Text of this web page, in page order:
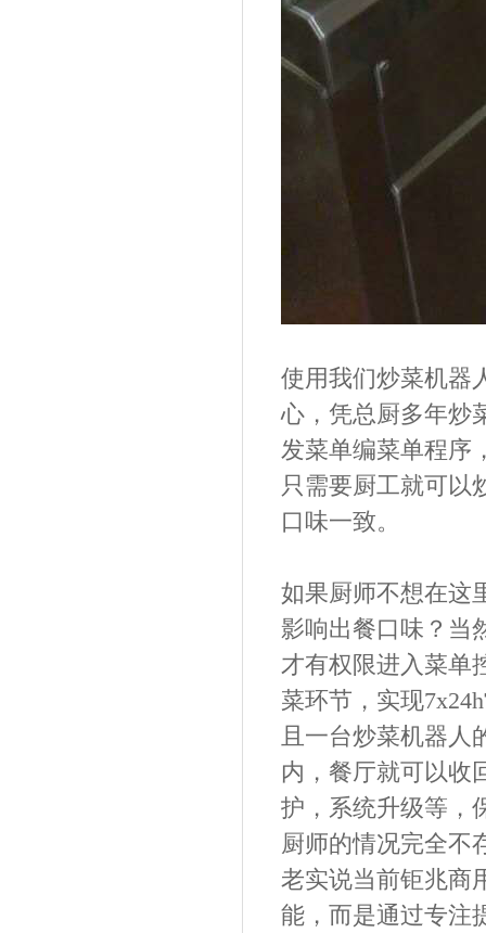
使用我们炒菜机器
心，凭总厨多年炒
发菜单编菜单程序
只需要厨工就可以
口味一致。
如果厨师不想在这
影响出餐口味？当
才有权限进入菜单
菜环节，实现
且一台炒菜机器人
内，餐厅就可以收
护，系统升级等，
厨师的情况完全不
老实说当前钜兆商
能，而是通过专注